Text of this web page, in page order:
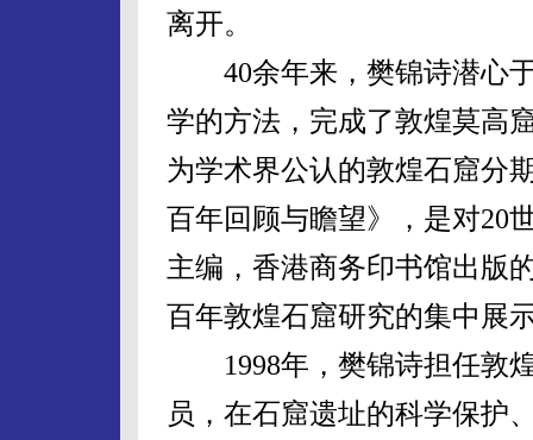
离开。
40余年来，樊锦诗潜心于
学的方法，完成了敦煌莫高
为学术界公认的敦煌石窟分
百年回顾与瞻望》，是对20
主编，香港商务印书馆出版
百年敦煌石窟研究的集中展
1998年，樊锦诗担任敦煌
员，在石窟遗址的科学保护